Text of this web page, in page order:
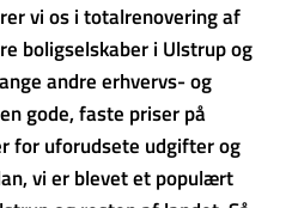
vi os i totalrenovering af
boligselskaber i Ulstrup og
andre erhvervs- og
gode, faste priser på
for uforudsete udgifter og
vi er blevet et populært